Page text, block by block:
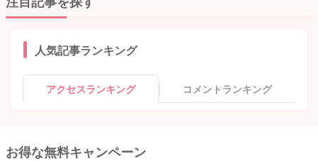
人気記事ランキング
アクセスランキング コメントランキング
お得な無料キャンペーン